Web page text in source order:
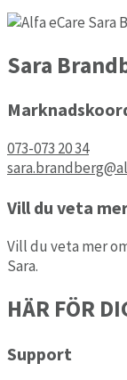
Sara
073-073 20 34
Vill du veta
Vill du veta mer
Sara.
HÄR FÖR
Support